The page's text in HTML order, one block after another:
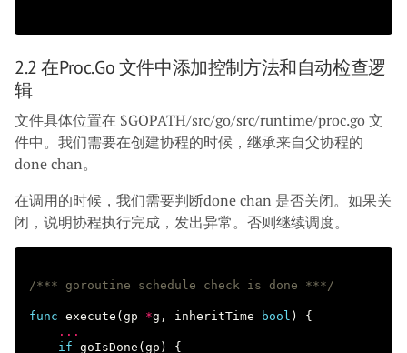
2.2 在proc.go 文件中添加控制方法和自动检查逻
辑
文件具体位置在 $GOPATH/src/go/src/runtime/proc.go 文
件中。我们需要在创建协程的时候，继承来自父协程的
done chan。
在调用的时候，我们需要判断done chan 是否关闭。如果关
闭，说明协程执行完成，发出异常。否则继续调度。
/*** goroutine schedule check is done ***/
func execute ( gp *g , inheritTime bool )
{
...
if goIsDone ( gp )
{